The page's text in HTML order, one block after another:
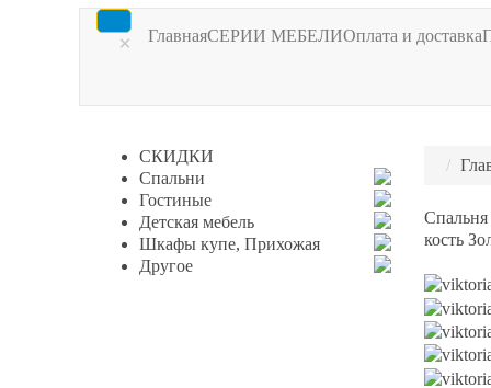
× ГлавнаяСЕРИИ МЕБЕЛИОплата и доставка
кость
СКИДКИ
Спальни
Гостиные
Детская мебель
Шкафы купе, Прихожая
Другое